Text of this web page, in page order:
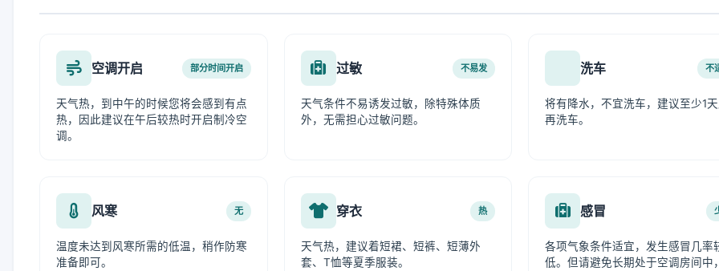
空调开启 部分时间开启
天气热，到中午的时候您将会感到有点
热，因此建议在午后较热时开启制冷空
调。
过敏 不易发
天气条件不易诱发过敏，除特殊体质
外，无需担心过敏问题。
洗车 不
将有降水，不宜洗车，建议至少1
再洗车。
风寒 无
温度未达到风寒所需的低温，稍作防寒
准备即可。
穿衣 热
天气热，建议着短裙、短裤、短薄外
套、T恤等夏季服装。
感冒
各项气象条件适宜，发生感冒几率
低。但请避免长期处于空调房间中